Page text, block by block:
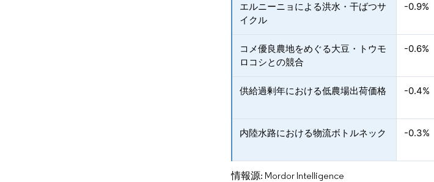
エルニーニョによる洪水・干ばつサ
イクル
-0.9%
コメ優良農地をめぐる大豆・トウモ
ロコシとの競合
-0.6%
供給過剰年における低農場出荷価格 -0.4%
内陸水路における物流ボトルネック -0.3%
情報源: Mordor Intelligence